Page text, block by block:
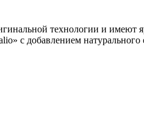
технологии и имеют
с добавлением натурального